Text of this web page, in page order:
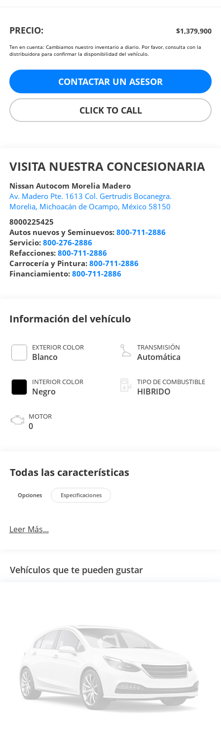
PRECIO: $1,379,900
Ten en cuenta: Cambiamos nuestro inventario a diario. Por favor, consulta con la
distribuidora para confirmar la disponibilidad del vehículo.
CONTACTAR UN ASESOR
CLICK TO CALL
VISITA NUESTRA CONCESIONARIA
Nissan Autocom Morelia Madero
Av. Madero Pte. 1613 Col. Gertrudis Bocanegra.
Morelia, Michoacán de Ocampo, México 58150
8000225425
Autos nuevos y Seminuevos: 800-711-2886
Servicio: 800-276-2886
Refacciones: 800-711-2886
Carrocería y Pintura: 800-711-2886
Financiamiento: 800-711-2886
Información del vehículo
EXTERIOR COLOR
Blanco
INTERIOR COLOR
Negro
MOTOR
0
TRANSMISIÓN
Automática
TIPO DE COMBUSTIBLE
HIBRIDO
Todas las características
Opciones Especificaciones
Leer Más...
Vehículos que te pueden gustar